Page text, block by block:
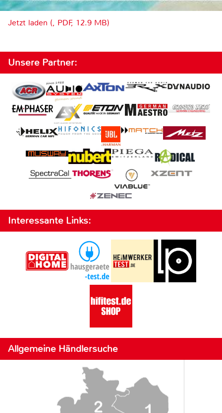
Jetzt laden (, PDF, 12.9 MB)
Unsere Partner:
Interessante Links:
Allgemeine Händlersuche